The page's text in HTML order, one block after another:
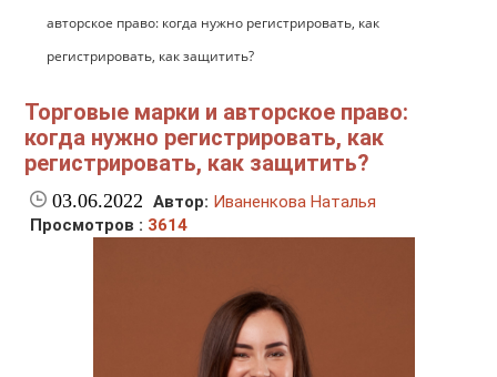
авторское право: когда нужно регистрировать, как
регистрировать, как защитить?
Торговые марки и авторское право:
когда нужно регистрировать, как
регистрировать, как защитить?
03.06.2022 Автор: Иваненкова Наталья
Просмотров : 3614